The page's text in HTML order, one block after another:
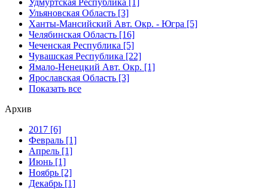
Удмуртская Республика [1]
Ульяновская Область [3]
Ханты-Мансийский Авт. Окр. - Югра [5]
Челябинская Область [16]
Чеченская Республика [5]
Чувашская Республика [22]
Ямало-Ненецкий Авт. Окр. [1]
Ярославская Область [3]
Показать все
Архив
2017 [6]
Февраль [1]
Апрель [1]
Июнь [1]
Ноябрь [2]
Декабрь [1]